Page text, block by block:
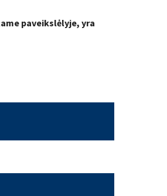
paveikslėlyje, yra